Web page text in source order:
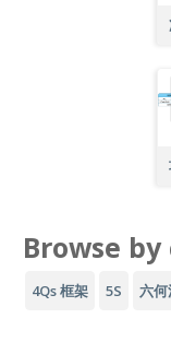
Browse
4Qs 框架 5S 六何